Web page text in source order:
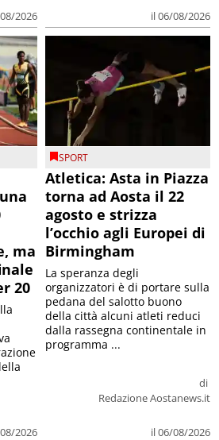
2026
il 06/08/2026
ma
20
2026
SPORT
Atletica: Asta in Piazza
torna ad Aosta il 22
agosto e strizza
l’occhio agli Europei di
Birmingham
di
Redazione Aostanews.it
il 06/08/2026
La speranza degli
organizzatori è di portare sulla
pedana del salotto buono
della città alcuni atleti reduci
dalla rassegna continentale in
programma ...